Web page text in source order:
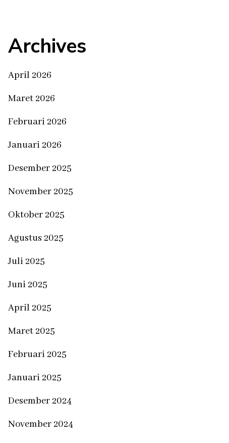
Archives
April 2026
Maret 2026
Februari 2026
Januari 2026
Desember 2025
November 2025
Oktober 2025
Agustus 2025
Juli 2025
Juni 2025
April 2025
Maret 2025
Februari 2025
Januari 2025
Desember 2024
November 2024